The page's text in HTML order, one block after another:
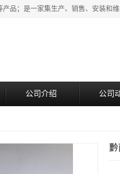
公司介绍 公司